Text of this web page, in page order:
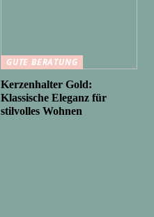
GUTE BERATUNG
Kerzenhalter Gold:
Klassische Eleganz für
stilvolles Wohnen